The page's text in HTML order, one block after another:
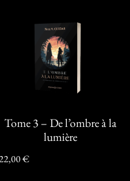
Tome 3 – De l’ombre à la
lumière
€